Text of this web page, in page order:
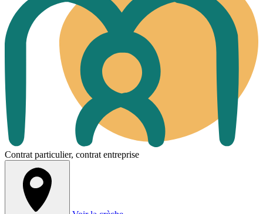
Contrat particulier, contrat entreprise